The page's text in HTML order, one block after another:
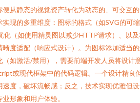
便从静态的视觉资产转化为动态的、可交互
现的多重维度：图标的格式（如SVG的可
化（如使用精灵图以减少HTTP请求）、以
度适配（响应式设计）。为图标添加适当
如激活/禁用），需要前端开发人员将设计
或现代框架中的代码逻辑。一个设计精良
度，破坏流畅感；反之，技术实现优雅但
形象和用户体验。